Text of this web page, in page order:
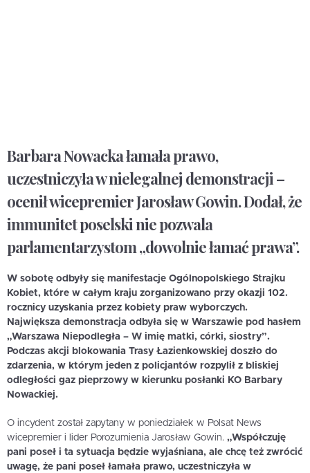
Barbara Nowacka łamała prawo,
uczestniczyła w nielegalnej demonstracji –
ocenił wicepremier Jarosław Gowin. Dodał, że
immunitet poselski nie pozwala
parlamentarzystom „dowolnie łamać prawa”.
W sobotę odbyły się manifestacje Ogólnopolskiego Strajku
Kobiet, które w całym kraju zorganizowano przy okazji 102.
rocznicy uzyskania przez kobiety praw wyborczych.
Największa demonstracja odbyła się w Warszawie pod hasłem
„Warszawa Niepodległa – W imię matki, córki, siostry”.
Podczas akcji blokowania Trasy Łazienkowskiej doszło do
zdarzenia, w którym jeden z policjantów rozpylił z bliskiej
odległości gaz pieprzowy w kierunku posłanki KO Barbary
Nowackiej.
O incydent został zapytany w poniedziałek w Polsat News
wicepremier i lider Porozumienia Jarosław Gowin. „Współczuję
pani poseł i ta sytuacja będzie wyjaśniana, ale chcę też zwrócić
uwagę, że pani poseł łamała prawo, uczestniczyła w